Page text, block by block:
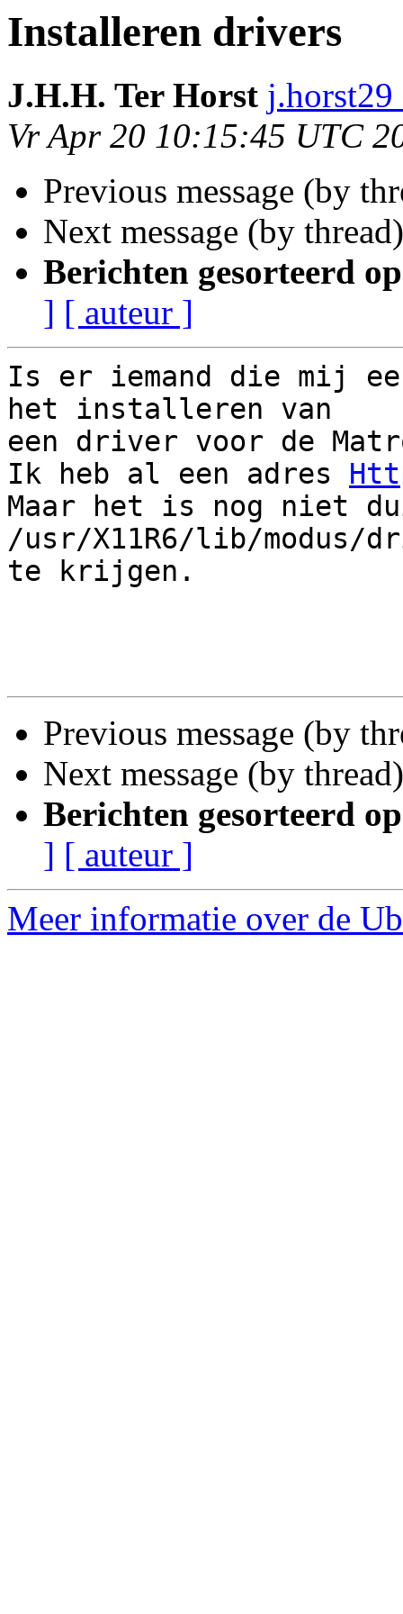
Installeren drivers
J.H.H. Ter Horst
Vr Apr 20 10:15:45 UTC
Previous message (by
Next message (by
Berichten gesorteerd
] [ auteur ]
Is er iemand die mij
het installeren van
een driver voor de
Ik heb al een adres
Maar het is nog niet
/usr/X11R6/lib/modus/
te krijgen.
Previous message (by
Next message (by
Berichten gesorteerd
] [ auteur ]
Meer informatie over de